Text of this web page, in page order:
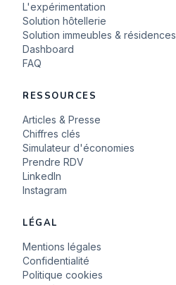
L'expérimentation
Solution hôtellerie
Solution immeubles & résidences
Dashboard
FAQ
RESSOURCES
Articles & Presse
Chiffres clés
Simulateur d'économies
Prendre RDV
LinkedIn
Instagram
LÉGAL
Mentions légales
Confidentialité
Politique cookies